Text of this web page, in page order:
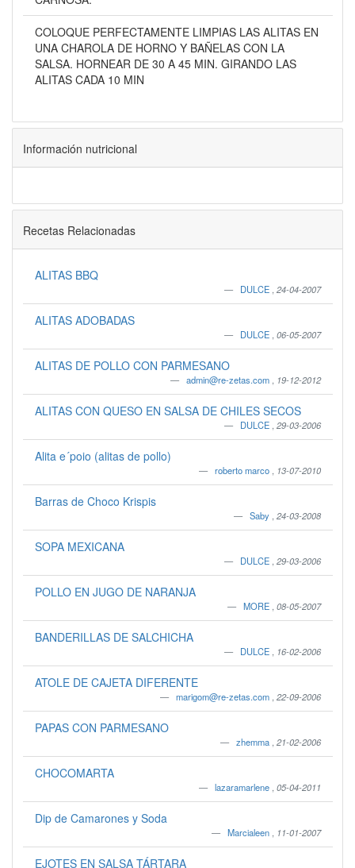
COLOQUE PERFECTAMENTE LIMPIAS LAS ALITAS EN
UNA CHAROLA DE HORNO Y BAÑELAS CON LA
SALSA. HORNEAR DE 30 A 45 MIN. GIRANDO LAS
ALITAS CADA 10 MIN
Información nutricional
Recetas Relacionadas
ALITAS BBQ
DULCE 24-04-2007
ALITAS ADOBADAS
DULCE 06-05-2007
ALITAS DE POLLO CON PARMESANO
admin@re-zetas.com 19-12-2012
ALITAS CON QUESO EN SALSA DE CHILES SECOS
DULCE 29-03-2006
Alita e´poio (alitas de pollo)
roberto marco 13-07-2010
Barras de Choco Krispis
Saby 24-03-2008
SOPA MEXICANA
DULCE 29-03-2006
POLLO EN JUGO DE NARANJA
MORE 08-05-2007
BANDERILLAS DE SALCHICHA
DULCE 16-02-2006
ATOLE DE CAJETA DIFERENTE
marigom@re-zetas.com 22-09-2006
PAPAS CON PARMESANO
zhemma 21-02-2006
CHOCOMARTA
lazaramarlene 05-04-2011
Dip de Camarones y Soda
Marcialeen 11-01-2007
EJOTES EN SALSA TÁRTARA